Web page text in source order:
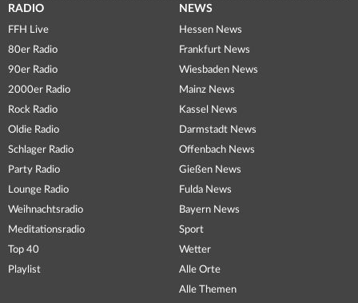
RADIO
FFH Live
80er Radio
90er Radio
2000er Radio
Rock Radio
Oldie Radio
Schlager Radio
Party Radio
Lounge Radio
Weihnachtsradio
Meditationsradio
Top 40
Playlist
NEWS
Hessen News
Frankfurt News
Wiesbaden News
Mainz News
Kassel News
Darmstadt News
Offenbach News
Gießen News
Fulda News
Bayern News
Sport
Wetter
Alle Orte
Alle Themen